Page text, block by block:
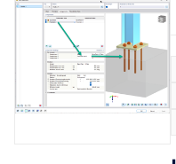
Nástroj Geo-zóny
Online služba Dlubal
rychlé stanovení
a seizmických údajů.
KONTROLOVAT